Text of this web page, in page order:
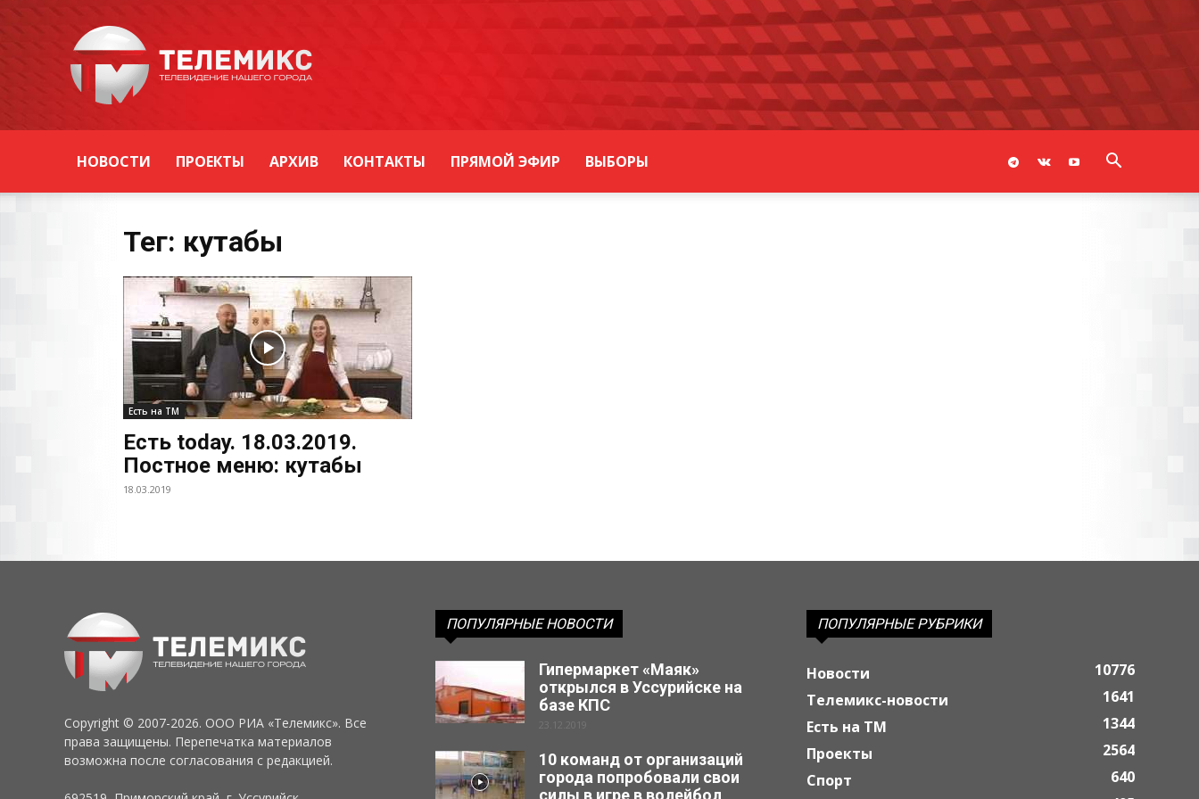
Уссурийска
НОВОСТИ ПРОЕКТЫ АРХИВ КОНТАКТЫ ПРЯМОЙ ЭФИР ВЫБОРЫ
Тег: кутабы
Есть на ТМ
Есть today. 18.03.2019.
Постное меню: кутабы
18.03.2019
Copyright © 2007-2026. ООО РИА «Телемикс». Все
права защищены. Перепечатка материалов
возможна после согласования с редакцией.
ПОПУЛЯРНЫЕ НОВОСТИ
Гипермаркет «Маяк»
открылся в Уссурийске на
базе КПС
23.12.2019
10 команд от организаций
города попробовали свои
силы в игре в волейбол
ПОПУЛЯРНЫЕ РУБРИКИ
Новости
10776
Телемикс-новости
1641
Есть на ТМ
1344
Проекты
2564
Спорт
640